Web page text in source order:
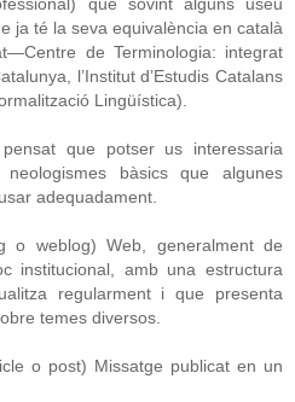
ja té la seva equivalència en català
de Terminologia: integrat
l’Institut d’Estudis Catalans
Lingüística).
que potser us interessaria
bàsics que algunes
adequadament.
o weblog) Web, generalment de
institucional, amb una estructura
regularment i que presenta
temes diversos.
o post) Missatge publicat en un